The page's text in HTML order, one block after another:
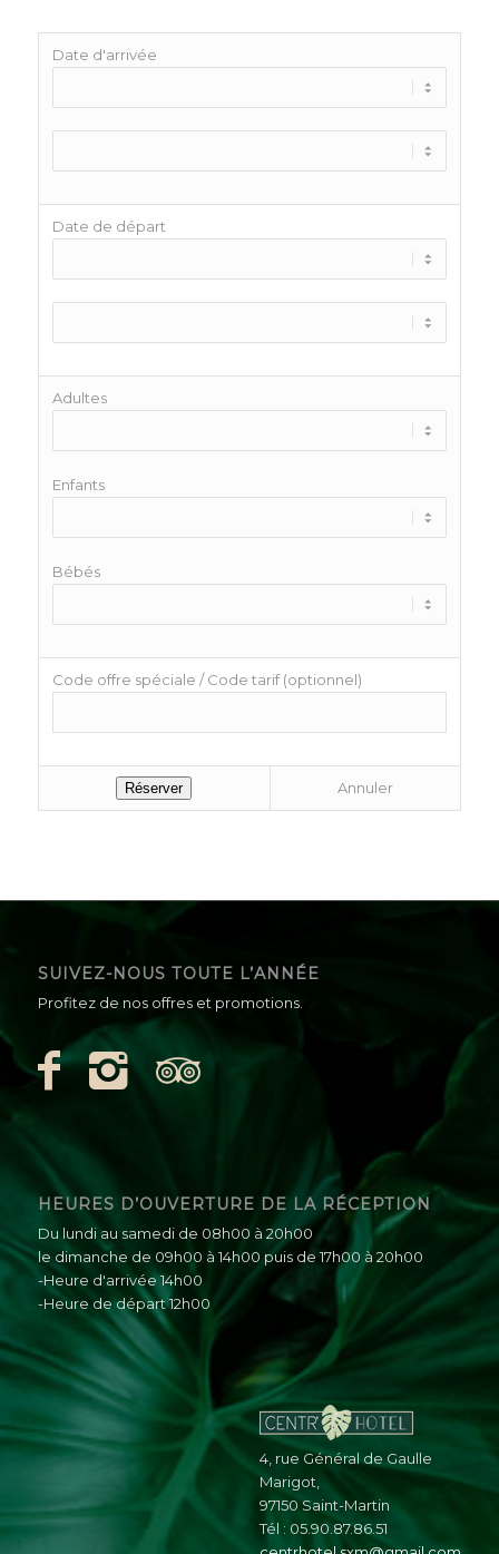
Date d'arrivée
Date de départ
Adultes
Enfants
Bébés
Code offre spéciale / Code tarif (optionnel)
Annuler
SUIVEZ-NOUS TOUTE L’ANNÉE
Profitez de nos offres et promotions.
HEURES D’OUVERTURE DE LA RÉCEPTION
Du lundi au samedi de 08h00 à 20h00
le dimanche de 09h00 à 14h00 puis de 17h00 à 20h00
-Heure d'arrivée 14h00
-Heure de départ 12h00
4, rue Général de Gaulle
Marigot,
97150 Saint-Martin
Tél : 05.90.87.86.51